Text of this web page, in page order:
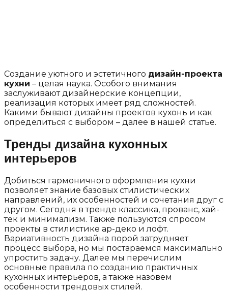
Создание уютного и эстетичного дизайн-проекта
кухни – целая наука. Особого внимания
заслуживают дизайнерские концепции,
реализация которых имеет ряд сложностей.
Какими бывают дизайны проектов кухонь и как
определиться с выбором – далее в нашей статье.
Тренды дизайна кухонных
интерьеров
Добиться гармоничного оформления кухни
позволяет знание базовых стилистических
направлений, их особенностей и сочетания друг с
другом. Сегодня в тренде классика, прованс, хай-
тек и минимализм. Также пользуются спросом
проекты в стилистике ар-деко и лофт.
Вариативность дизайна порой затрудняет
процесс выбора, но мы постараемся максимально
упростить задачу. Далее мы перечислим
основные правила по созданию практичных
кухонных интерьеров, а также назовем
особенности трендовых стилей.